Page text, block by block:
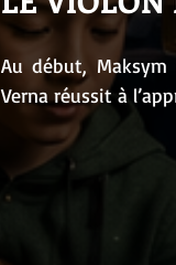
Au début,
Verna réussit à